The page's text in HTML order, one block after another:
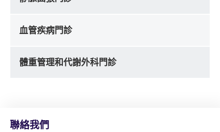
血管疾病門診
體重管理和代謝外科門診
聯絡我們